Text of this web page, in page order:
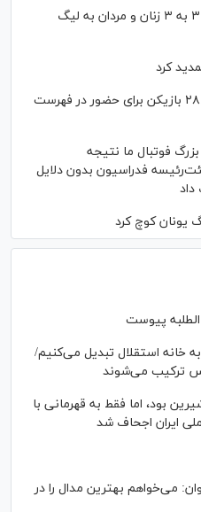
اعزام تیم‌های ملی بسکتبال ۳ به ۳ زنان و مردان به لیگ
کرد
پیاتزا به تهران رسید؛ رقابت ۲۸ بازیکن برای حضور در فهرست
فوتبال ما نتیجه
فدراسیون بدون دلایل
داد
یونان کوچ کرد
پیوست
به خانه استقلال تبدیل می‌کنیم/
بود، اما فقط به قهرمانی با
ایران اجحاف شد
می‌خواهم بهترین مدال را در